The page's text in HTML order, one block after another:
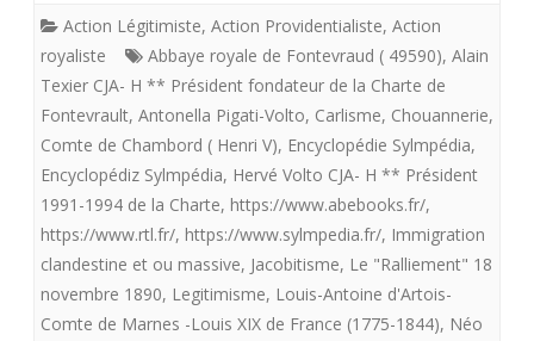
EN
Action Légitimiste, Action Providentialiste, Action
royaliste
Abbaye royale de Fontevraud ( 49590), Alain
Texier CJA- H ** Président fondateur de la Charte de
Fontevrault, Antonella Pigati-Volto, Carlisme, Chouannerie,
Comte de Chambord ( Henri V), Encyclopédie Sylmpédia,
Encyclopédiz Sylmpédia, Hervé Volto CJA- H ** Président
1991-1994 de la Charte, https://www.abebooks.fr/,
https://www.rtl.fr/, https://www.sylmpedia.fr/, Immigration
clandestine et ou massive, Jacobitisme, Le "Ralliement" 18
novembre 1890, Legitimisme, Louis-Antoine d'Artois-
Comte de Marnes -Louis XIX de France (1775-1844), Néo